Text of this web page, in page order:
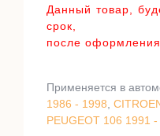
Данный товар,
срок,
после оформления
Применяется в
1986 - 1998
PEUGEOT 106 1991